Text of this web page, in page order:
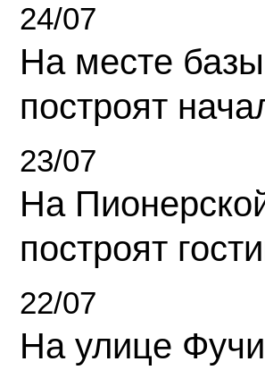
24/07
На месте
построят
23/07
На
построят
22/07
На улице